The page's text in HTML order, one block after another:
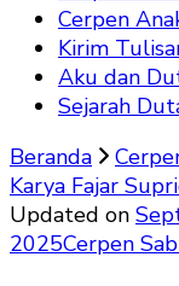
Cerpen
Kirim
Aku dan
Sejarah
Beranda
Karya Fajar
Updated on
2025Cerpen